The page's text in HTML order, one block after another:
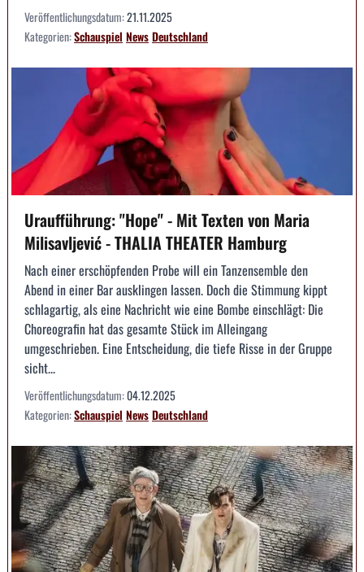
Veröffentlichungsdatum:21.11.2025
Kategorien:Schauspiel NewsDeutschland
Uraufführung: "Hope" - Mit Texten von Maria
Milisavljević - THALIA THEATER Hamburg
Nach einer erschöpfenden Probe will ein Tanzensemble den
Abend in einer Bar ausklingen lassen. Doch die Stimmung kippt
schlagartig, als eine Nachricht wie eine Bombe einschlägt: Die
Choreografin hat das gesamte Stück im Alleingang
umgeschrieben. Eine Entscheidung, die tiefe Risse in der Gruppe
sicht...
Veröffentlichungsdatum:04.12.2025
Kategorien:Schauspiel NewsDeutschland